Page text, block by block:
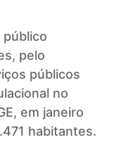
pelo
públicos
no
em janeiro
habitantes.